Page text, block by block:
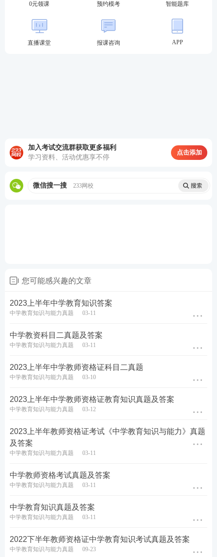
教学设计专题班
—将重难点
以专题形式进行针
对性拆分讲解，帮助考生专项突破得分。
考前密训班
—考前点睛之讲，大题通解、考前
定心丸。
0元领课 预约模考 智能题库
直播课堂 报课咨询 APP
加入考试交流群获取更多福利
学习资料、活动优惠享不停
点击添加
微信搜一搜 233网校
您可能感兴趣的文章
2023上半年中学教育知识答案
中学教育知识与能力真题 03-11
中学教资科目二真题及答案
中学教育知识与能力真题 03-11
2023上半年中学教师资格证科目二真题
中学教育知识与能力真题 03-10
2023上半年中学教师资格证教育知识真题及答案
中学教育知识与能力真题 03-12
2023上半年教师资格证考试《中学教育知识与能力》真题
及答案
中学教育知识与能力真题 03-11
中学教师资格考试真题及答案
中学教育知识与能力真题 03-11
中学教育知识真题及答案
中学教育知识与能力真题 03-11
2022下半年教师资格证中学教育知识考试真题及答案
中学教育知识与能力真题 09-23